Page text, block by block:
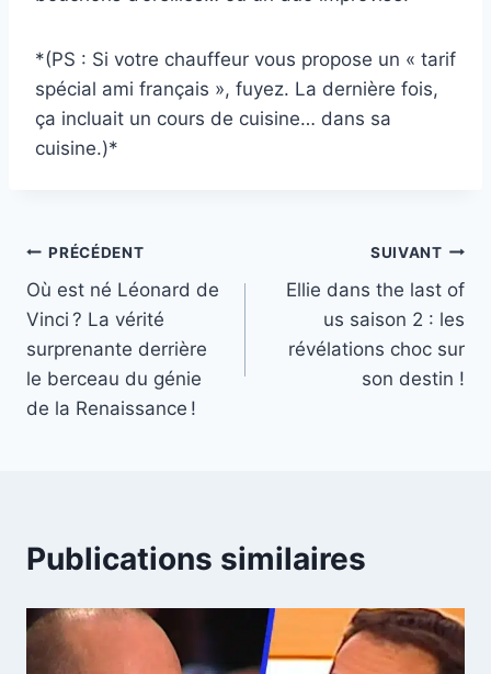
*(PS : Si votre chauffeur vous propose un « tarif
spécial ami français », fuyez. La dernière fois,
ça incluait un cours de cuisine… dans sa
cuisine.)*
Navigation
de
l’article
PRÉCÉDENT
Où est né Léonard de
Vinci ? La vérité
surprenante derrière
le berceau du génie
de la Renaissance !
SUIVANT
Ellie dans the last of
us saison 2 : les
révélations choc sur
son destin !
Publications similaires